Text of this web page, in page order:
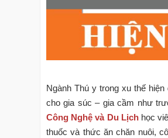
Ngành Thú y trong xu thế
cho gia súc – gia cầm như
Công Nghệ và Du Lịchhọc
thuốc và thức ăn chăn nuôi,